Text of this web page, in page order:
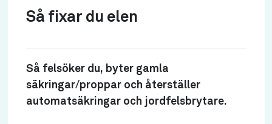
Så fixar du elen
Så felsöker du, byter gamla
säkringar/proppar och återställer
automatsäkringar och jordfelsbrytare.